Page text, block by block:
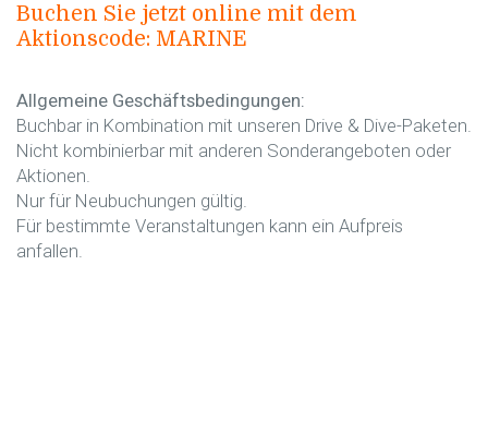
Buchen Sie jetzt online mit dem
Aktionscode: MARINE
Allgemeine Geschäftsbedingungen:
Buchbar in Kombination mit unseren Drive & Dive-Paketen.
Nicht kombinierbar mit anderen Sonderangeboten oder
Aktionen.
Nur für Neubuchungen gültig.
Für bestimmte Veranstaltungen kann ein Aufpreis
anfallen.